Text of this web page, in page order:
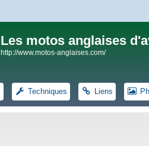
Les motos anglaises
http://www.motos-anglaises.com/
Techniques Liens